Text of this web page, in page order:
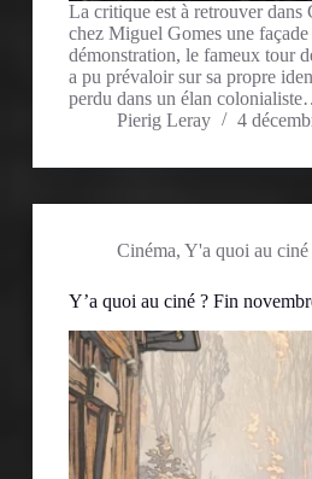
La critique est à retrouver
chez Miguel Gomes une façade
démonstration, le fameux tour
a pu prévaloir sur sa propre
perdu dans un élan
Pierig Leray
4
Cinéma, Y'a quoi au ciné
Y’a quoi au ciné ? Fin